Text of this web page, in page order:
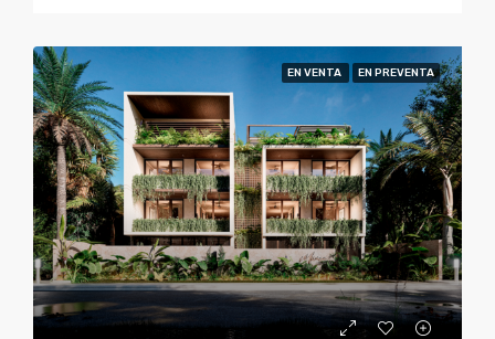
EN VENTA EN PREVENTA